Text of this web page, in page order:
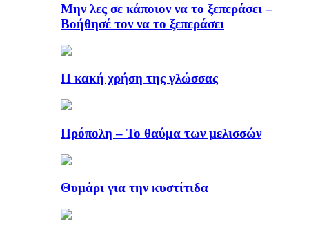
Μην λες σε κάποιον να το ξεπεράσει –
Βοήθησέ τον να το ξεπεράσει
Η κακή χρήση της γλώσσας
Πρόπολη – Το θαύμα των μελισσών
Θυμάρι για την κυστίτιδα